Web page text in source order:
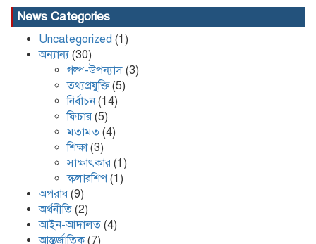
News Categories
Uncategorized (1)
অন্যান্য (30)
গল্প-উপন্যাস (3)
তথ্যপ্রযুক্তি(5)
নির্বাচন(14)
ফিচার (5)
মতামত (4)
শিক্ষা(3)
সাক্ষাৎকার (1)
স্কলারশিপ (1)
অপরাধ(9)
অর্থনীতি (2)
আইন-আদালত (4)
আন্তর্জাতিক(7)